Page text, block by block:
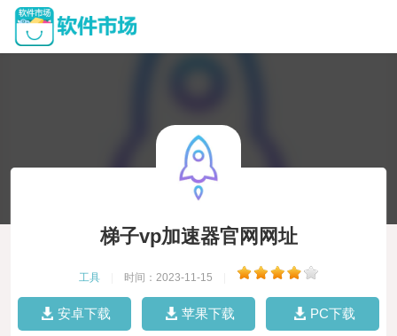
梯子vp加速器官网网址
工具 时间：2023-11-15
安卓下载 苹果下载 PC下载